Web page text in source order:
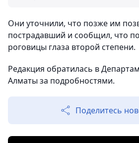
Они уточнили, что позже им
пострадавший и сообщил, что
роговицы глаза второй степени.
Редакция обратилась в
Алматы за подробностями.
Поделитесь